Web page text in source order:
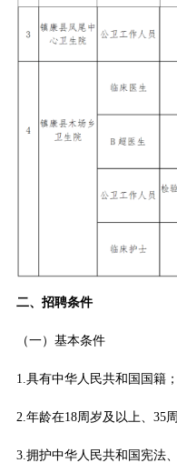
二、招聘条件
（一）基本条件
1.具有中华人民共和国国籍；
2.年龄在18周岁及以上、35
3.拥护中华人民共和国宪法